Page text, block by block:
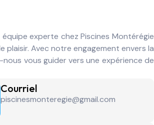
experte chez Piscines Montérégie
Avec notre engagement envers la
vous guider vers une expérience de
Courriel
piscinesmonteregie@gmail.com